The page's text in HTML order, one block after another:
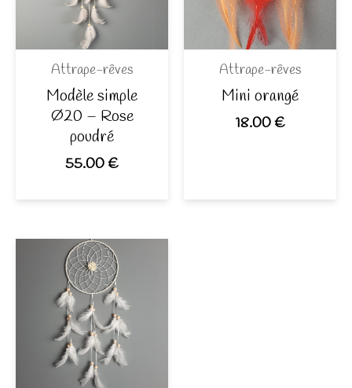
Attrape-rêves
Modèle simple
Ø20 – Rose
poudré
55.00€
Attrape-rêves
Mini orangé
18.00€